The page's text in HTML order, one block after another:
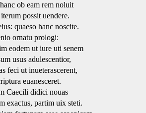
ob eam rem noluit
possit uendere.
quaeso hanc noscite.
ornatu prologi:
eodem ut iure uti senem
usus adulescentior,
feci ut inueterascerent,
euanesceret.
Caecili didici nouas
exactus, partim uix steti.